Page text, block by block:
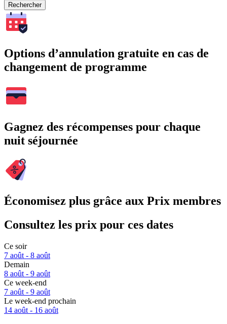
Rechercher
Options d’annulation gratuite en cas de
changement de programme
Gagnez des récompenses pour chaque
nuit séjournée
Économisez plus grâce aux Prix membres
Consultez les prix pour ces dates
Ce soir
7 août - 8 août
Demain
8 août - 9 août
Ce week-end
7 août - 9 août
Le week-end prochain
14 août - 16 août